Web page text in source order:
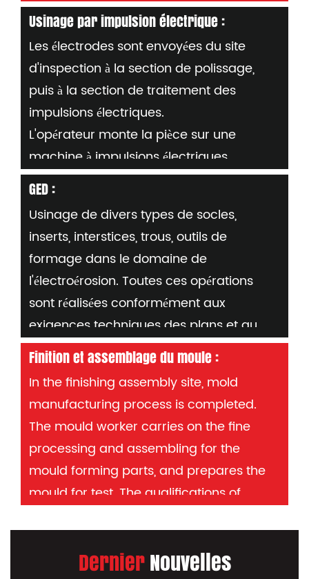
en entrepôt ;
-Placez la pièce sur la table CN, affichez
"0" et saisissez les données d'origine ;
- Chargez le programme requis dans la
machine et vérifiez tous les détails futurs
:
Numéro de moule, numéro de pièce ou
numéro d'électrode en cuivre (par
pièce)
Usinage par impulsion électrique :
Les électrodes sont envoyées du site
d'inspection à la section de polissage,
puis à la section de traitement des
impulsions électriques.
L'opérateur monte la pièce sur une
machine à impulsions électriques,
Définissez « 0 » et entrez les procédures
de traitement et de configuration si
nécessaire
Exigences : éviter les dépôts de carbone
lors de l'usinage par impulsion électrique
Le débit de fluide doit être contrôlé. Si
nécessaire, pendant le processus, vérifier
les dimensions des pièces à l'aide d'outils
de mesure ou de sondes.
GED :
Usinage de divers types de socles,
inserts, interstices, trous, outils de
formage dans le domaine de
l'électroérosion. Toutes ces opérations
sont réalisées conformément aux
exigences techniques des plans et au
contrôle qualité continu.
Finition et assemblage du moule :
In the finishing assembly site, mold
manufacturing process is completed.
The mould worker carries on the fine
processing and assembling for the
mould forming parts, and prepares the
mould for test. The qualifications of
responsible for the reputation of the
DernierNouvelles